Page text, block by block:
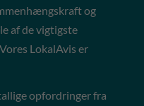
og
af de vigtigste
LokalAvis er
opfordringer fra